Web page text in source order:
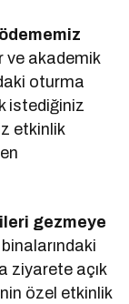
ve akademik
oturma
istediğiniz
etkinlik
gezmeye
ziyarete açık
özel etkinlik